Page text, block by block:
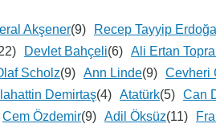
Akşener(9) Recep Tayyip
Devlet Bahçeli(6) Ali Ertan
Scholz(9) Ann Linde(9) Cevheri
Demirtaş(4) Atatürk(5) Can
Cem Özdemir(9) Adil Öksüz(11)